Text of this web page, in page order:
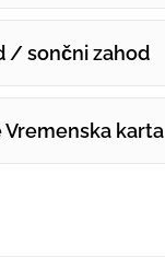
/ sončni zahod
karta